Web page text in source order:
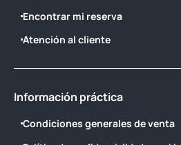
Encontrar mi reserva
Atención al cliente
Información práctica
Condiciones generales de venta